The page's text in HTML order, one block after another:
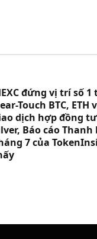
đứng vị trí số 1
Touch BTC, ETH
dịch hợp đồng
Báo cáo
7 của